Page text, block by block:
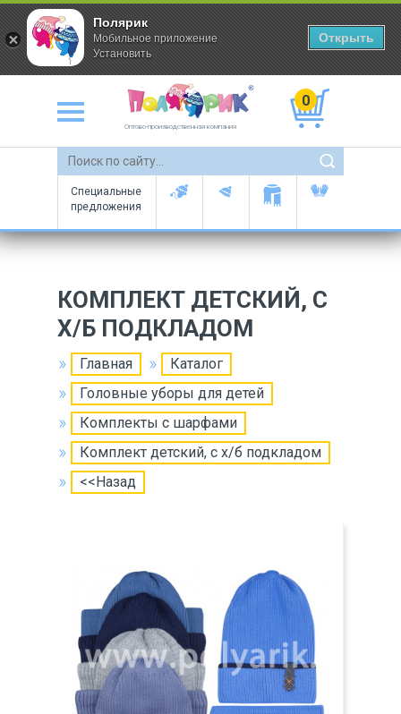
Оптово-производственная компания
0
Специальные
предложения
КОМПЛЕКТ ДЕТСКИЙ, С
Х/Б ПОДКЛАДОМ
Главная
Каталог
Головные уборы для детей
Комплекты с шарфами
Комплект детский, с х/б подкладом
<<Назад
Полярик
Мобильное приложение
Установить
Открыть